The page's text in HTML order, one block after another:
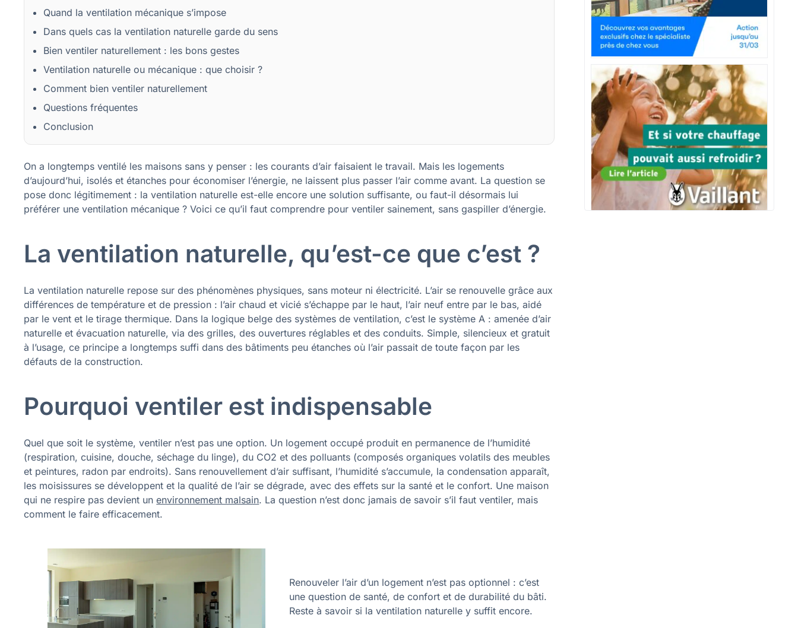
Quand la ventilation mécanique s’impose
Dans quels cas la ventilation naturelle garde du sens
Bien ventiler naturellement : les bons gestes
Ventilation naturelle ou mécanique : que choisir ?
Comment bien ventiler naturellement
Questions fréquentes
Conclusion
On a longtemps ventilé les maisons sans y penser : les courants d’air faisaient le travail. Mais les logements
d’aujourd’hui, isolés et étanches pour économiser l’énergie, ne laissent plus passer l’air comme avant. La question se
pose donc légitimement : la ventilation naturelle est-elle encore une solution suffisante, ou faut-il désormais lui
préférer une ventilation mécanique ? Voici ce qu’il faut comprendre pour ventiler sainement, sans gaspiller d’énergie.
La ventilation naturelle, qu’est-ce que c’est ?
La ventilation naturelle repose sur des phénomènes physiques, sans moteur ni électricité. L’air se renouvelle grâce aux
différences de température et de pression : l’air chaud et vicié s’échappe par le haut, l’air neuf entre par le bas, aidé
par le vent et le tirage thermique. Dans la logique belge des systèmes de ventilation, c’est le système A : amenée d’air
naturelle et évacuation naturelle, via des grilles, des ouvertures réglables et des conduits. Simple, silencieux et gratuit
à l’usage, ce principe a longtemps suffi dans des bâtiments peu étanches où l’air passait de toute façon par les
défauts de la construction.
Pourquoi ventiler est indispensable
Quel que soit le système, ventiler n’est pas une option. Un logement occupé produit en permanence de l’humidité
(respiration, cuisine, douche, séchage du linge), du CO2 et des polluants (composés organiques volatils des meubles
et peintures, radon par endroits). Sans renouvellement d’air suffisant, l’humidité s’accumule, la condensation apparaît,
les moisissures se développent et la qualité de l’air se dégrade, avec des effets sur la santé et le confort. Une maison
qui ne respire pas devient unenvironnement malsain. La question n’est donc jamais de savoir s’il faut ventiler, mais
comment le faire efficacement.
Renouveler l’air d’un logement n’est pas optionnel : c’est
une question de santé, de confort et de durabilité du bâti.
Reste à savoir si la ventilation naturelle y suffit encore.